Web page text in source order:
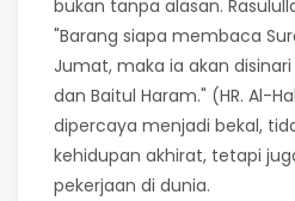
bukan tanpa alasan.
"Barang siapa membaca
Jumat, maka ia akan
dan Baitul Haram." (HR. Al-
dipercaya menjadi bekal,
kehidupan akhirat, tetapi
pekerjaan di dunia.